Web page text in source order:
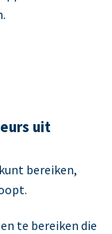
uit
bereiken,
te bereiken die